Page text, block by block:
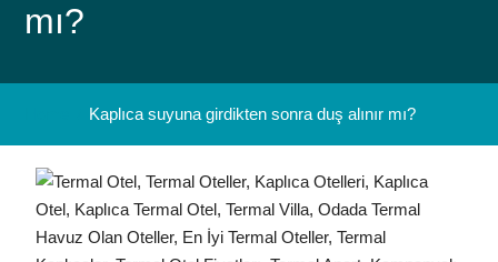
mı?
Kaplıca suyuna girdikten sonra duş alınır mı?